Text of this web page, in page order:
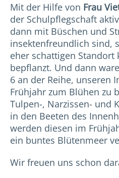
Mit der Hilfe von Frau
der Schulpflegschaft
dann mit Büschen und
insektenfreundlich sind,
eher schattigen Standort
bepflanzt. Und dann
6 an der Reihe, unseren
Frühjahr zum Blühen zu
Tulpen-, Narzissen- und
in den Beeten des
werden diesen im
ein buntes Blütenmeer
Wir freuen uns schon